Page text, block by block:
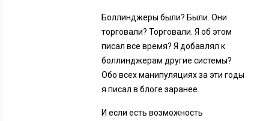
Боллинджеры были? Были. Они
торговали? Торговали. Я об этом
писал все время? Я добавлял к
боллинджерам другие системы?
Обо всех манипуляциях за эти годы
я писал в блоге заранее.
И если есть возможность